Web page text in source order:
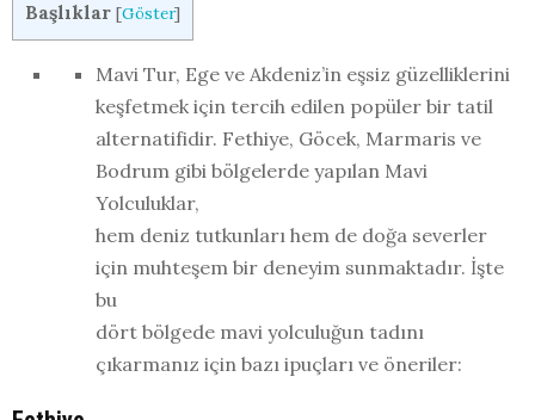
Başlıklar [Göster]
Mavi Tur, Ege ve Akdeniz’in eşsiz güzelliklerini
keşfetmek için tercih edilen popüler bir tatil
alternatifidir. Fethiye, Göcek, Marmaris ve
Bodrum gibi bölgelerde yapılan Mavi
Yolculuklar,
hem deniz tutkunları hem de doğa severler
için muhteşem bir deneyim sunmaktadır. İşte
bu
dört bölgede mavi yolculuğun tadını
çıkarmanız için bazı ipuçları ve öneriler: